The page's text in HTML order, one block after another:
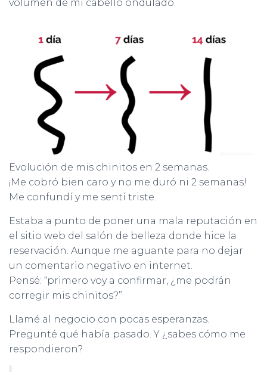
volumen de mi cabello ondulado.
Evolución de mis chinitos en 2 semanas.
¡Me cobró bien caro y no me duró ni 2 semanas!
Me confundí y me sentí triste.
Estaba a punto de poner una mala reputación en
el sitio web del salón de belleza donde hice la
reservación. Aunque me aguante para no dejar
un comentario negativo en internet.
Pensé: “primero voy a confirmar, ¿me podrán
corregir mis chinitos?”
Llamé al negocio con pocas esperanzas.
Pregunté qué había pasado. Y ¿sabes cómo me
respondieron?